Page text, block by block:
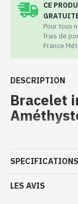
CE
Pour tous
frais de
France
DESCRIPTION
Bracelet
Bijoux
Bracelet
Améthyste
- Bracelet en argent
SPECIFICATIONS
LES AVIS